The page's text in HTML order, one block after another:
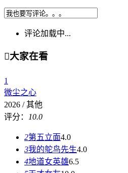
评论加载中...
大家在看
1
微尘之心
2026 / 其他
评分：
10.0
2第五立面4.0
3我的鸵鸟先生4.0
4地道女英雄6.5